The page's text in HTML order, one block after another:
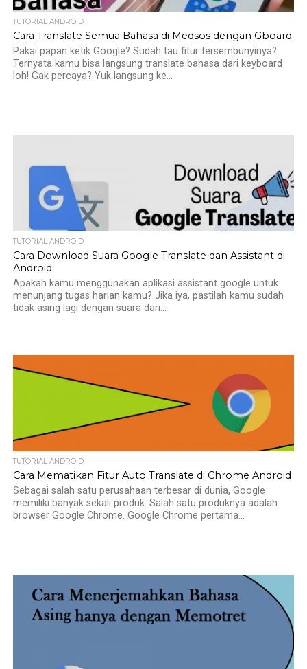
TUTORIAL ANDROID
Cara Translate Semua Bahasa di Medsos dengan Gboard
Pakai papan ketik Google? Sudah tau fitur tersembunyinya?
Ternyata kamu bisa langsung translate bahasa dari keyboard
loh! Gak percaya? Yuk langsung ke...
TUTORIAL ANDROID
Cara Download Suara Google Translate dan Assistant di
Android
Apakah kamu menggunakan aplikasi assistant google untuk
menunjang tugas harian kamu? Jika iya, pastilah kamu sudah
tidak asing lagi dengan suara dari...
TUTORIAL ANDROID
Cara Mematikan Fitur Auto Translate di Chrome Android
Sebagai salah satu perusahaan terbesar di dunia, Google
memiliki banyak sekali produk. Salah satu produknya adalah
browser Google Chrome. Google Chrome pertama...